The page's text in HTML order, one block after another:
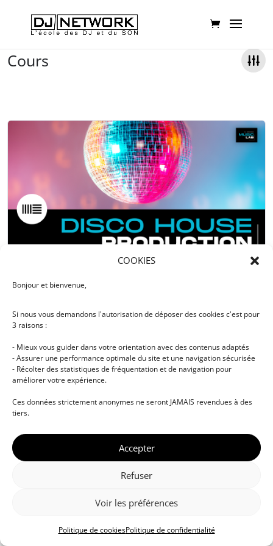
COOKIES
Bonjour et bienvenue,
Si nous vous demandons l'autorisation de déposer des cookies c'est pour
3 raisons :
- Mieux vous guider dans votre orientation avec des contenus adaptés
- Assurer une performance optimale du site et une navigation sécurisée
- Récolter des statistiques de fréquentation et de navigation pour
améliorer votre expérience.
Ces données strictement anonymes ne seront JAMAIS revendues à des
tiers.
Accepter
Refuser
Voir les préférences
Politique de cookiesPolitique de confidentialité
Cours
Music Lab – Produire de la Disco House
MM ParMARCO MARSEGLIADansMusic Lab
39€ Valider
Montpellier • À distance • Site actualisé en juillet
2026